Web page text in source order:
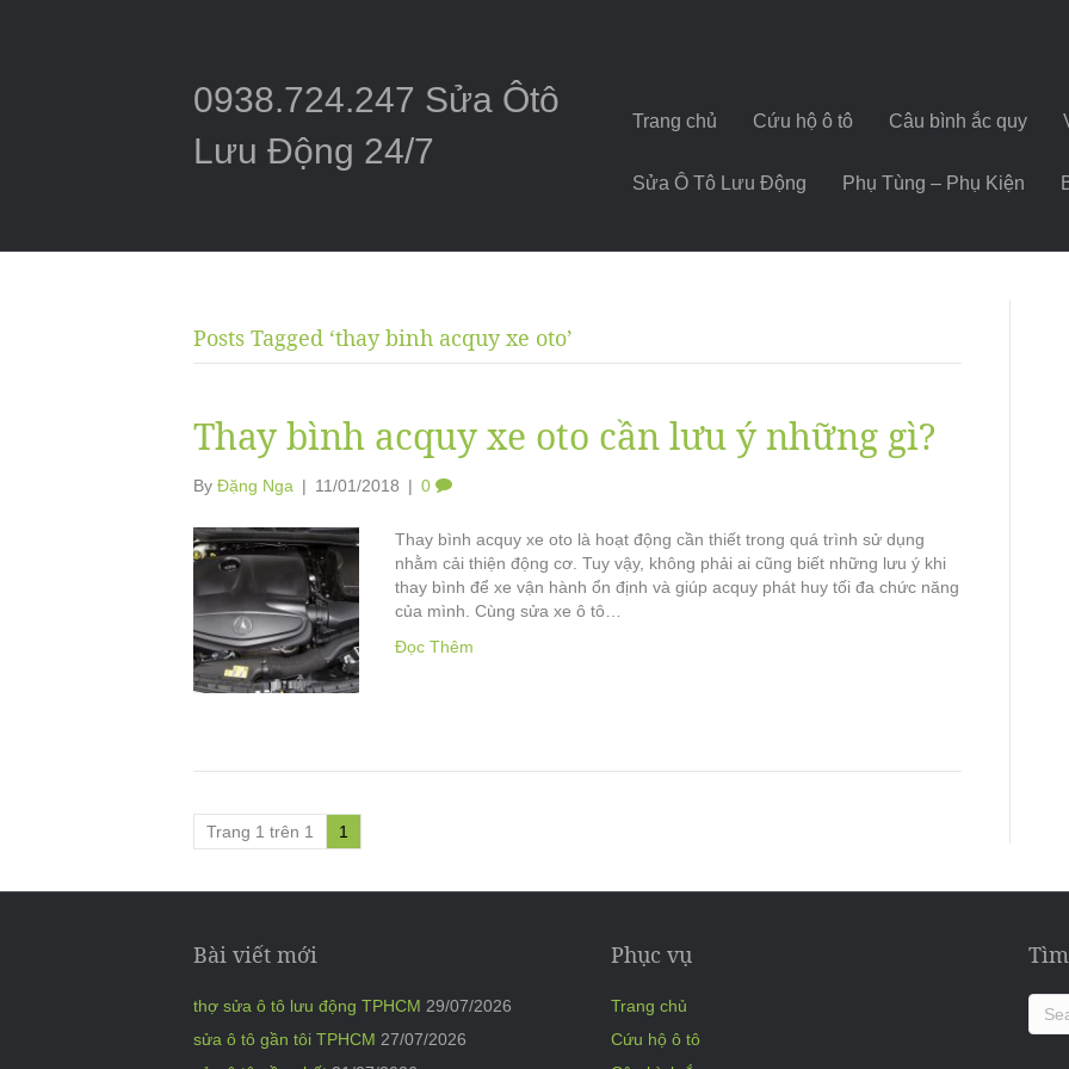
0938.724.247 Sửa Ôtô
Lưu Động 24/7
Trang chủ Cứu hộ ô tô Câu bình ắc quy
Sửa Ô Tô Lưu Động Phụ Tùng – Phụ Kiện
Posts Tagged ‘thay binh acquy xe oto’
Thay bình acquy xe oto cần lưu ý những gì?
By Đặng Nga | 11/01/2018 | 0
Thay bình acquy xe oto là hoạt động cần thiết trong quá trình sử dụng
nhằm cải thiện động cơ. Tuy vậy, không phải ai cũng biết những lưu ý khi
thay bình để xe vận hành ổn định và giúp acquy phát huy tối đa chức năng
của mình. Cùng sửa xe ô tô…
Đọc Thêm
Trang 1 trên 1 1
Bài viết mới
thợ sửa ô tô lưu động TPHCM 29/07/2026
sửa ô tô gần tôi TPHCM 27/07/2026
Phục vụ
Trang chủ
Cứu hộ ô tô